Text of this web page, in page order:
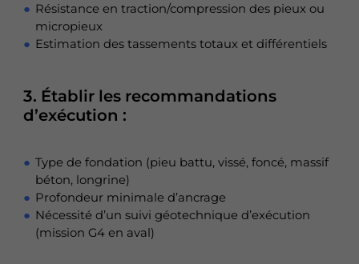
Résistance en traction/compression des pieux ou
micropieux
Estimation des tassements totaux et différentiels
3. Établir les recommandations
d’exécution :
Type de fondation (pieu battu, vissé, foncé, massif
béton, longrine)
Profondeur minimale d’ancrage
Nécessité d’un suivi géotechnique d’exécution
(mission G4 en aval)